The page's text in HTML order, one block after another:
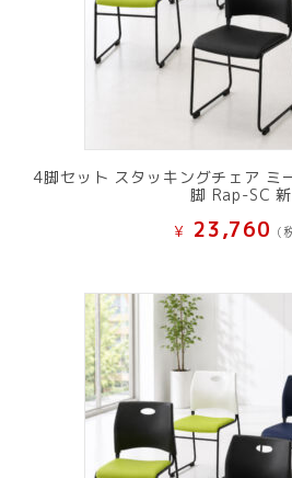
4脚セット スタッキングチェア ミ
脚 Rap-SC
¥ 23,760 (